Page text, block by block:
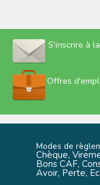
S'inscrire à
Offres
Modes de
Chèque,
Bons CAF,
Avoir, Perte,